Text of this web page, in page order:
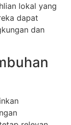
lokal yang
dapat
dan